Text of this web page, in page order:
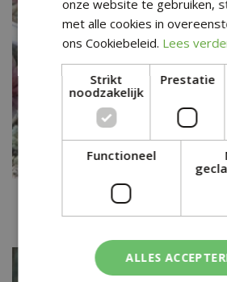
Chamaecyparis
onze website te gebruiken,
met alle cookies in
ons Cookiebeleid. Lees
Strikt
noodzakelijk
Prestatie
Functioneel
ALLES